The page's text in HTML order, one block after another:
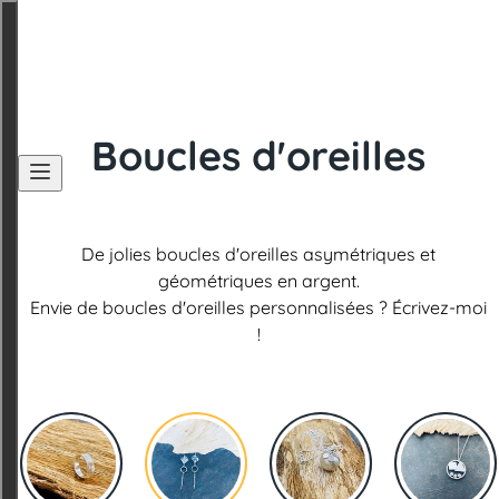
Accueil
Les collections
Stage et atelier
Boucles d'oreilles
De jolies boucles d'oreilles asymétriques et
géométriques en argent.
Envie de boucles d'oreilles personnalisées ? Écrivez-moi
!